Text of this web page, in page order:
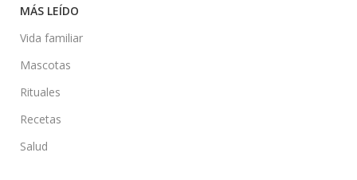
MÁS LEÍDO
Vida familiar
Mascotas
Rituales
Recetas
Salud